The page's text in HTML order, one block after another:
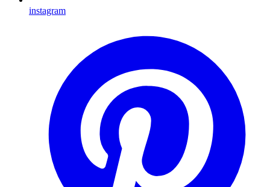
instagram